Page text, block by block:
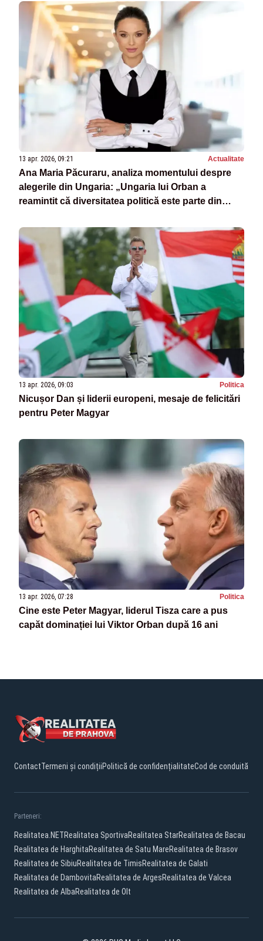
13 apr. 2026, 09:21 Actualitate
Ana Maria Păcuraru, analiza momentului despre
alegerile din Ungaria: „Ungaria lui Orban a
reamintit că diversitatea politică este parte din
13 apr. 2026, 09:03 Politica
Nicușor Dan și liderii europeni, mesaje de felicitări
pentru Peter Magyar
13 apr. 2026, 07:28 Politica
Cine este Peter Magyar, liderul Tisza care a pus
capăt dominației lui Viktor Orban după 16 ani
ContactTermeni și condițiiPolitică de confidențialitateCod de conduită
Parteneri:
Realitatea.NETRealitatea SportivaRealitatea StarRealitatea de Bacau
Realitatea de HarghitaRealitatea de Satu MareRealitatea de Brasov
Realitatea de SibiuRealitatea de TimisRealitatea de Galati
Realitatea de DambovitaRealitatea de ArgesRealitatea de Valcea
Realitatea de AlbaRealitatea de Olt